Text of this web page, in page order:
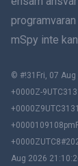
mSpy inte
© #!31Fri, 07
+0000Z-
Aug 2026